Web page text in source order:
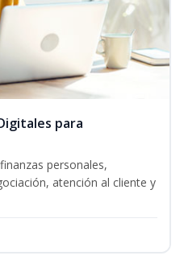
para
personales,
atención al cliente y